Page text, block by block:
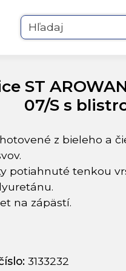
Hľadaj
ST
07/S s
z bieleho a
potiahnuté tenkou
na zápästí.
3133232